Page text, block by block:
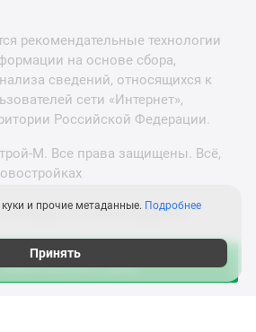
Зафиксировать цену
рекомендательные технологии
на основе сбора,
сведений, относящихся к
сети «Интернет»,
Российской Федерации.
М. Все права защищены. Всё,
и Ленинградской
и прочие метаданные. Подробнее
Принять